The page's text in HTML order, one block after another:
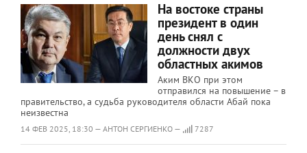
На востоке страны
президент в один
день снял с
должности двух
областных акимов
Аким ВКО при этом
отправился на повышение – в
правительство, а судьба руководителя области Абай пока
неизвестна
14 ФЕВ 2025, 18:30 — АНТОН СЕРГИЕНКО — 7287